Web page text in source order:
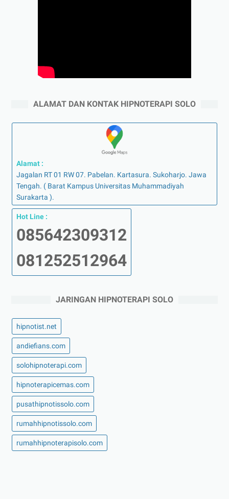
ALAMAT DAN KONTAK HIPNOTERAPI SOLO
Alamat :
Jagalan RT 01 RW 07. Pabelan. Kartasura. Sukoharjo. Jawa
Tengah. ( Barat Kampus Universitas Muhammadiyah
Surakarta ).
Hot Line :
085642309312
081252512964
JARINGAN HIPNOTERAPI SOLO
hipnotist.net
andiefians.com
solohipnoterapi.com
hipnoterapicemas.com
pusathipnotissolo.com
rumahhipnotissolo.com
rumahhipnoterapisolo.com